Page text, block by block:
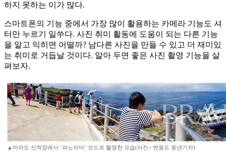
하지 못하는 이가 많다.
스마트폰의 기능 중에서 가장 많이 활용하는 카메라 기능도 셔
터만 누르기 일쑤다. 사진 취미 활동에 도움이 되는 다른 기능
을 알고 익히면 어떨까? 남다른 사진을 만들 수 있고 더 재미있
는 취미로 거듭날 것이다. 알아 두면 좋은 사진 촬영 기능을 살
펴보자.
▲마라도 선착장에서 ’파노라마’ 모드로 촬영한 모습(사진= 변용도 동년기자)